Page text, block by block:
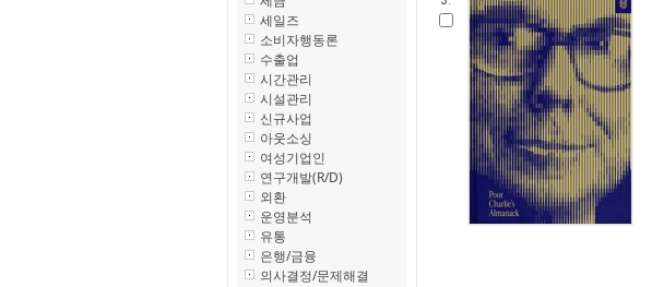
세일즈
소비자행동론
수출업
시간관리
시설관리
신규사업
아웃소싱
여성기업인
연구개발(R/D)
외환
운영분석
유통
은행/금융
의사결정/문제해결